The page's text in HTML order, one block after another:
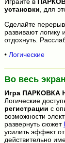
установки , для
Сделайте
развивают
отдохнуть.
• Логические
Во весь экран
Игра ПАРКОВКА
Логические
регистрации с
возможности
развернуть сюжет
усилить эффект
действительно